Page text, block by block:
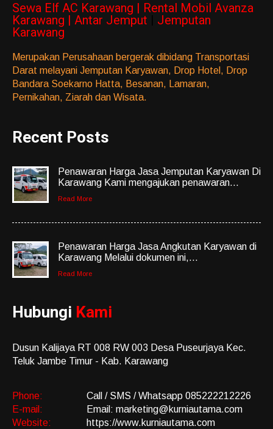
Sewa Elf AC Karawang | Rental Mobil Avanza
Karawang | Antar Jemput
Jemputan
Karawang
Merupakan Perusahaan bergerak dibidang Transportasi
Darat melayani Jemputan Karyawan, Drop Hotel, Drop
Bandara Soekarno Hatta, Besanan, Lamaran,
Pernikahan, Ziarah dan Wisata.
Recent Posts
Penawaran Harga Jasa Jemputan Karyawan Di
Karawang Kami mengajukan penawaran...
Read More
Penawaran Harga Jasa Angkutan Karyawan di
Karawang Melalui dokumen ini,...
Read More
Hubungi Kami
Dusun Kalijaya RT 008 RW 003 Desa Puseurjaya Kec.
Teluk Jambe Timur - Kab. Karawang
Phone:
Call / SMS / Whatsapp 085222212226
E-mail:
Email: marketing@kurniautama.com
Website:
https://www.kurniautama.com